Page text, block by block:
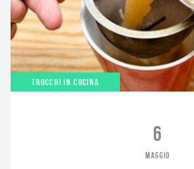
TRUCCHI IN CUCINA
6
MAGGIO